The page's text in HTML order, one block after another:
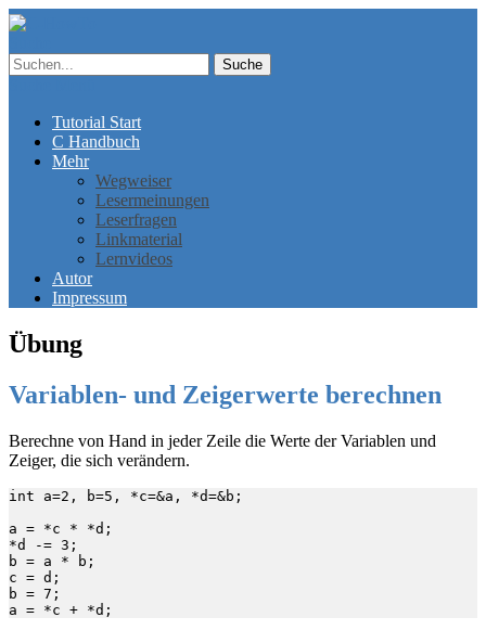
Tutorial Start
C Handbuch
Mehr
Wegweiser
Lesermeinungen
Leserfragen
Linkmaterial
Lernvideos
Autor
Impressum
Übung
Variablen- und Zeigerwerte berechnen
Berechne von Hand in jeder Zeile die Werte der Variablen und
Zeiger, die sich verändern.
int a=2, b=5, *c=&a, *d=&b;
a = *c * *d;
*d -= 3;
b = a * b;
c = d;
b = 7;